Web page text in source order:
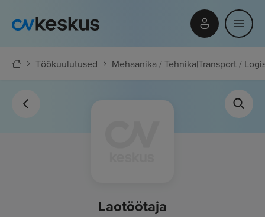
Töökuulutused Mehaanika / Tehnika|Transport /
Laotöötaja